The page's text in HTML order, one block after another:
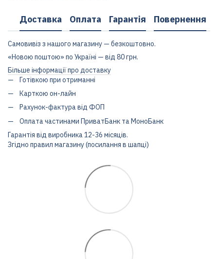
Доставка Оплата Гарантія Повернення
Самовивіз з нашого магазину — безкоштовно.
«Новою поштою» по Україні — від 80 грн.
Більше інформації про доставку
Готівкою при отриманні
Карткою он-лайн
Рахунок-фактура від ФОП
Оплата частинами ПриватБанк та МоноБанк
Гарантія від виробника 12-36 місяців.
Згідно правил магазину (посилання в шапці)